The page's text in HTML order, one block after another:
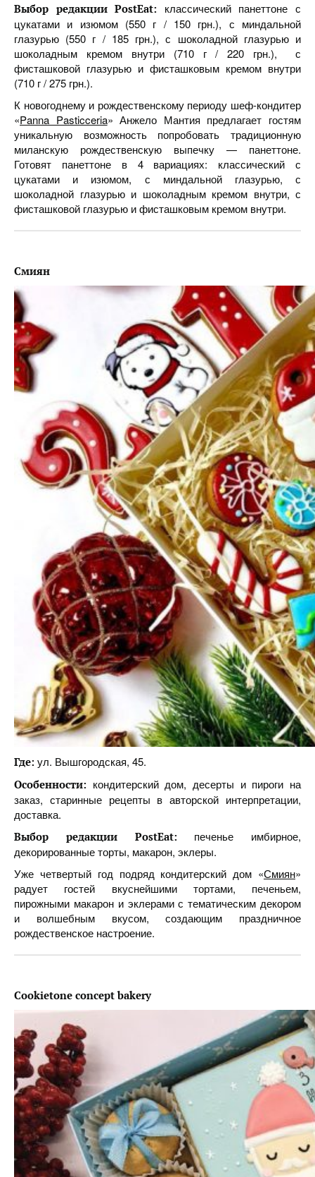
Выбор редакции PostEat: классический панеттоне с
цукатами и изюмом (550 г / 150 грн.), с миндальной
глазурью (550 г / 185 грн.), с шоколадной глазурью и
шоколадным кремом внутри (710 г / 220 грн.), с
фисташковой глазурью и фисташковым кремом внутри
(710 г / 275 грн.).
К новогоднему и рождественскому периоду шеф-кондитер
«Panna Pasticceria» Анжело Мантия предлагает гостям
уникальную возможность попробовать традиционную
миланскую рождественскую выпечку — панеттоне.
Готовят панеттоне в 4 вариациях: классический с
цукатами и изюмом, с миндальной глазурью, с
шоколадной глазурью и шоколадным кремом внутри, с
фисташковой глазурью и фисташковым кремом внутри.
Смиян
Где: ул. Вышгородская, 45.
Особенности: кондитерский дом, десерты и пироги на
заказ, старинные рецепты в авторской интерпретации,
доставка.
Выбор редакции PostEat: печенье имбирное,
декорированные торты, макарон, эклеры.
Уже четвертый год подряд кондитерский дом «Смиян»
радует гостей вкуснейшими тортами, печеньем,
пирожными макарон и эклерами с тематическим декором
и волшебным вкусом, создающим праздничное
рождественское настроение.
Cookietone concept bakery